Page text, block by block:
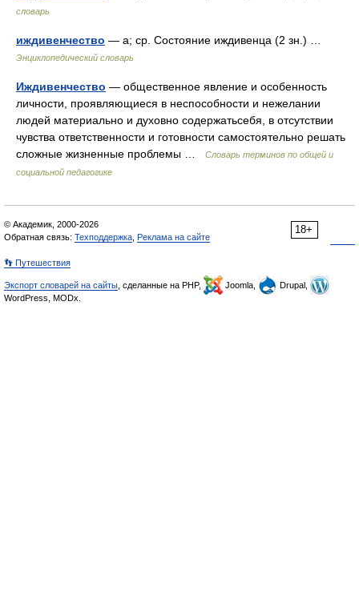
словарь
иждивенчество — а; ср. Состояние иждивенца (2 зн.) …
Энциклопедический словарь
Иждивенчество — общественное явление и особенность
личности, проявляющиеся в неспособности и нежелании
людей материально и духовно содержатьсебя, в отсутствии
чувства ответственности и готовности самостоятельно решать
сложные жизненные проблемы …
Словарь терминов по общей и
социальной педагогике
18+
© Академик, 2000-2026
Обратная связь: Техподдержка Реклама на сайте
👣 Путешествия
Экспорт словарей на сайты , сделанные на PHP, Joomla,
Drupal,
WordPress, MODx.